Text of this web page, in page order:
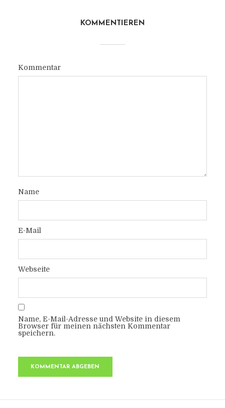
KOMMENTIEREN
Kommentar
Name
E-Mail
Webseite
Name, E-Mail-Adresse und Website in diesem
Browser für meinen nächsten Kommentar
speichern.